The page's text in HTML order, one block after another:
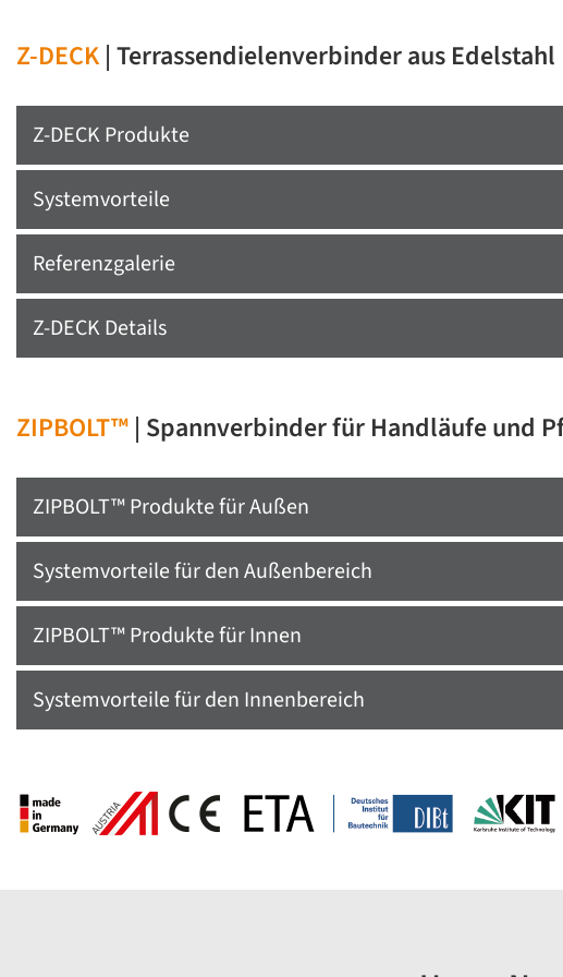
Z-DECK| Terrassendielenverbinder aus Edelstahl
Z-DECK Produkte
Systemvorteile
Referenzgalerie
Z-DECK Details
ZIPBOLT™ | Spannverbinder für Handläufe und
ZIPBOLT™ Produkte für Außen
Systemvorteile für den Außenbereich
ZIPBOLT™ Produkte für Innen
Systemvorteile für den Innenbereich